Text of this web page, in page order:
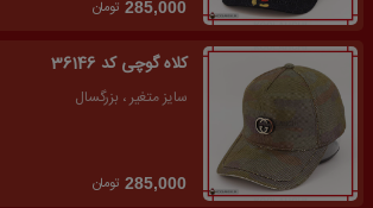
285,000 تومان
کلاه گوچی کد 36146
سایز متغیر ، بزرگسال
285,000 تومان